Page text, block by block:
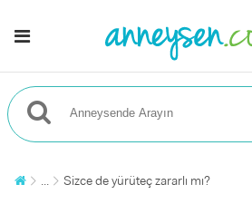
... Sizce de yürüteç zararlı mı?